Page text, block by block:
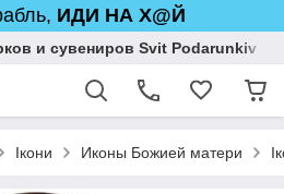
ИДИ НА Х@Й
и сувениров Svit Podarunkiv
Ікони Иконы Божией матери